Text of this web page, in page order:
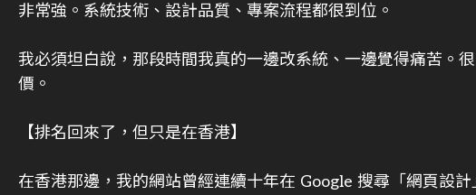
非常強。系統技術、設計品質、專案流程都很到位。
我必須坦白說，那段時間我真的一邊改系統、一邊覺得痛苦。
價。
【排名回來了，但只是在香港】
在香港那邊，我的網站曾經連續十年在 Google 搜尋「網頁設